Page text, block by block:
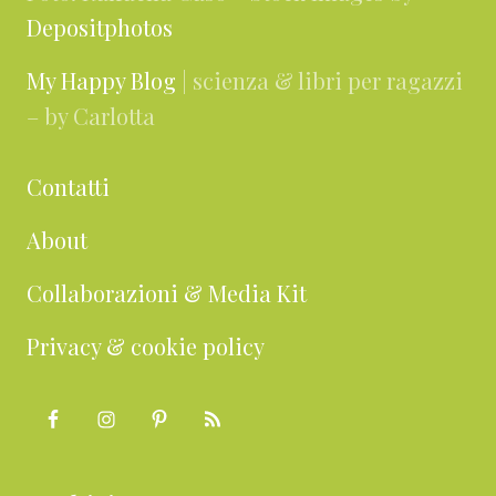
Depositphotos
My Happy Blog | scienza & libri per ragazzi
– by Carlotta
Contatti
About
Collaborazioni & Media Kit
Privacy & cookie policy